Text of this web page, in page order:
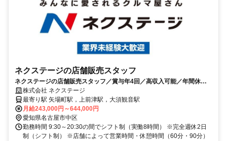
ネクステージの店舗販売スタッフ
ネクステージの店舗販売スタッフ／賞与年4回／高収入可能／年間休日
125日／来店対応（完全反響型）／20代・30代活躍中✨／転勤あり・転
勤なしが選べる総合職／完全反響型営業／40歳未満の方対象
株式会社 ネクステージ
最寄り駅 矢場町駅，上前津駅，大須観音駅
月給243,000円～644,000円
愛知県名古屋市中区
勤務時間 9:30～20:30の間でシフト制（実働8時間） ※完全週休2日
制（シフト制） ※店舗によって営業時間・休憩時間（60分・90分）